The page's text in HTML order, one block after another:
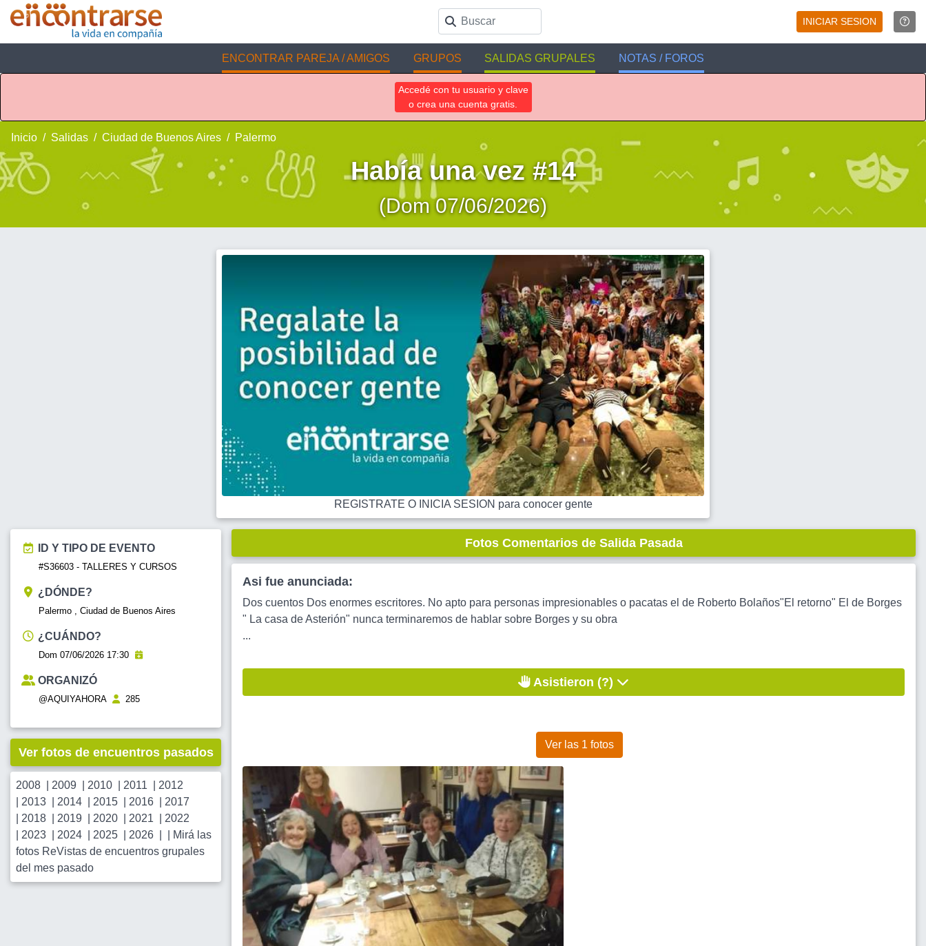
INICIAR SESION
ENCONTRAR PAREJA / AMIGOS GRUPOS SALIDAS GRUPALES NOTAS / FOROS
Accedé con tu usuario y clave
o crea una cuenta gratis.
Inicio Salidas Ciudad de Buenos Aires Palermo
Había una vez #14
(Dom 07/06/2026)
REGISTRATE O INICIA SESION para conocer gente
ID Y TIPO DE EVENTO
#S36603 - TALLERES Y CURSOS
¿DÓNDE?
Palermo , Ciudad de Buenos Aires
¿CUÁNDO?
Dom 07/06/2026 17:30
ORGANIZÓ
@AQUIYAHORA 285
Ver fotos de encuentros pasados
2008 2009 2010 2011
2012
2013 2014 2015 2016
2017
2018 2019 2020 2021
2022
2023 2024 2025 2026
Mirá las
fotos ReVistas de encuentros grupales
del mes pasado
Fotos Comentarios de Salida Pasada
Asi fue anunciada:
Dos cuentos Dos enormes escritores. No apto para personas impresionables o pacatas el de Roberto Bolaños"El retorno" El de Borges
" La casa de Asterión" nunca terminaremos de hablar sobre Borges y su obra
...
Asistieron (?)
Ver las 1 fotos